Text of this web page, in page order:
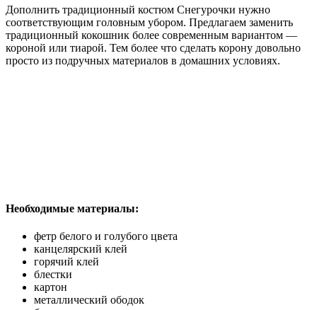
Дополнить традиционный костюм Снегурочки нужно
соответствующим головным убором. Предлагаем заменить
традиционный кокошник более современным вариантом —
короной или тиарой. Тем более что сделать корону довольно
просто из подручных материалов в домашних условиях.
Необходимые материалы:
фетр белого и голубого цвета
канцелярский клей
горячий клей
блестки
картон
металлический ободок